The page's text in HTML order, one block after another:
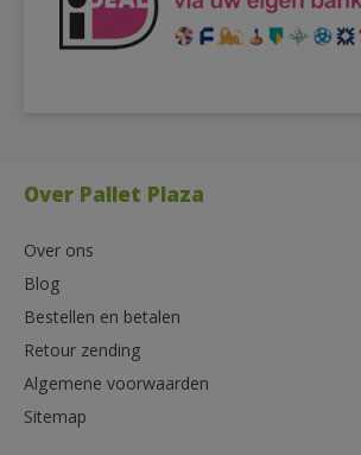
Over Pallet Plaza
Over ons
Blog
Bestellen en betalen
Retour zending
Algemene voorwaarden
Sitemap